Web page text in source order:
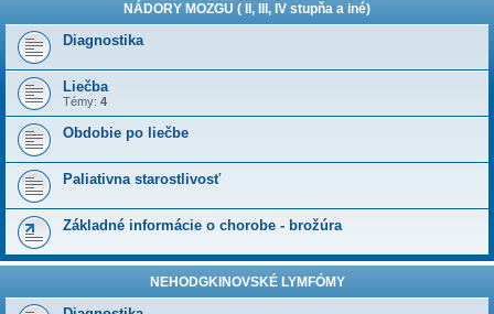
NÁDORY MOZGU ( II, III, IV stupňa a iné)
Diagnostika
Liečba
Témy: 4
Obdobie po liečbe
Paliativna starostlivosť
Základné informácie o chorobe - brožúra
NEHODGKINOVSKÉ LYMFÓMY